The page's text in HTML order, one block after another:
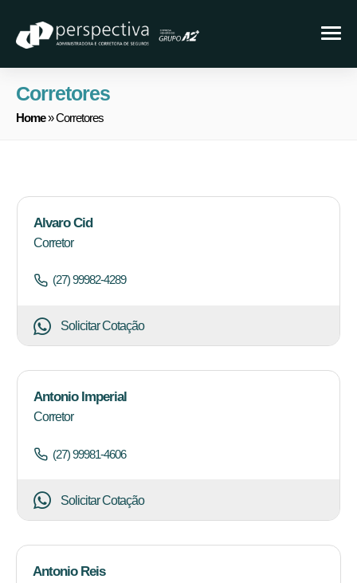
Corretores
Home» Corretores
Alvaro Cid
Corretor
(27) 99982-4289
Solicitar Cotação
Antonio Imperial
Corretor
(27) 99981-4606
Solicitar Cotação
Antonio Reis